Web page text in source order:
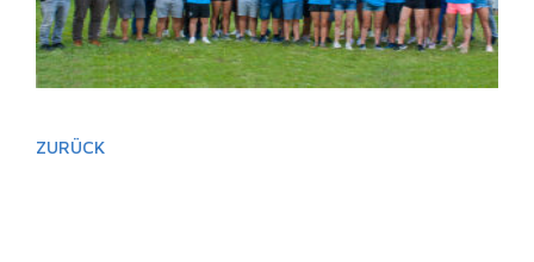
ZURÜCK